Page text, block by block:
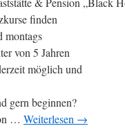
finden
montags
von 5 Jahren
möglich und
gern beginnen?
… Weiterlesen →